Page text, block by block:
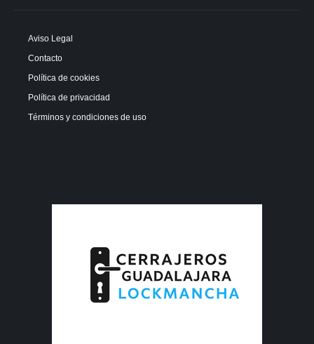
Aviso Legal
Contacto
Política de cookies
Política de privacidad
Términos y condiciones de uso